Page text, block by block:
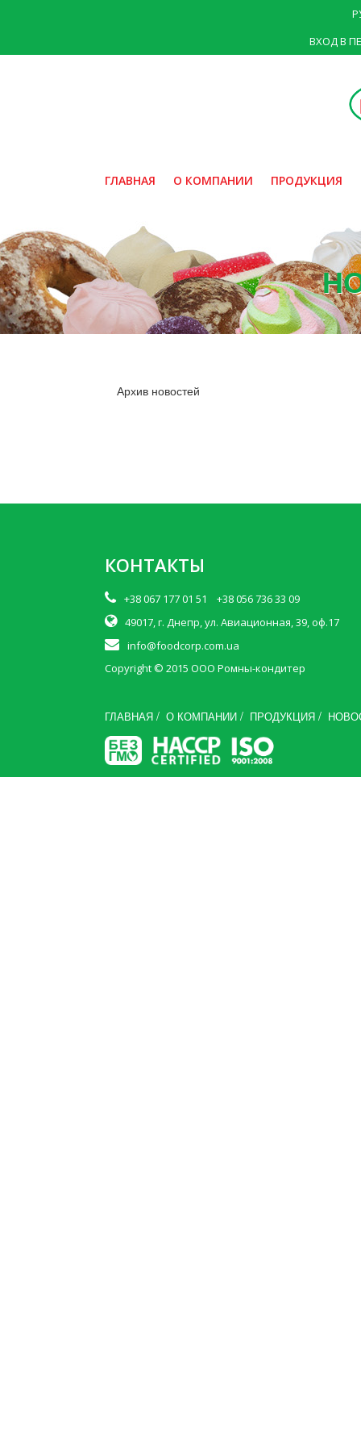
ВХОД В
ГЛАВНАЯ О КОМПАНИИ ПРОДУКЦИЯ
Архив новостей
КОНТАКТЫ
+38 067 177 01 51 +38 056 736 33 09
49017, г. Днепр, ул. Авиационная, 39, оф.17
info@foodcorp.com.ua
Copyright © 2015 ООО Ромны-кондитер
ГЛАВНАЯ / О КОМПАНИИ / ПРОДУКЦИЯ /